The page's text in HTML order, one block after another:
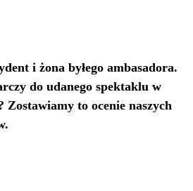
i żona byłego ambasadora.
do udanego spektaklu w
Zostawiamy to ocenie naszych